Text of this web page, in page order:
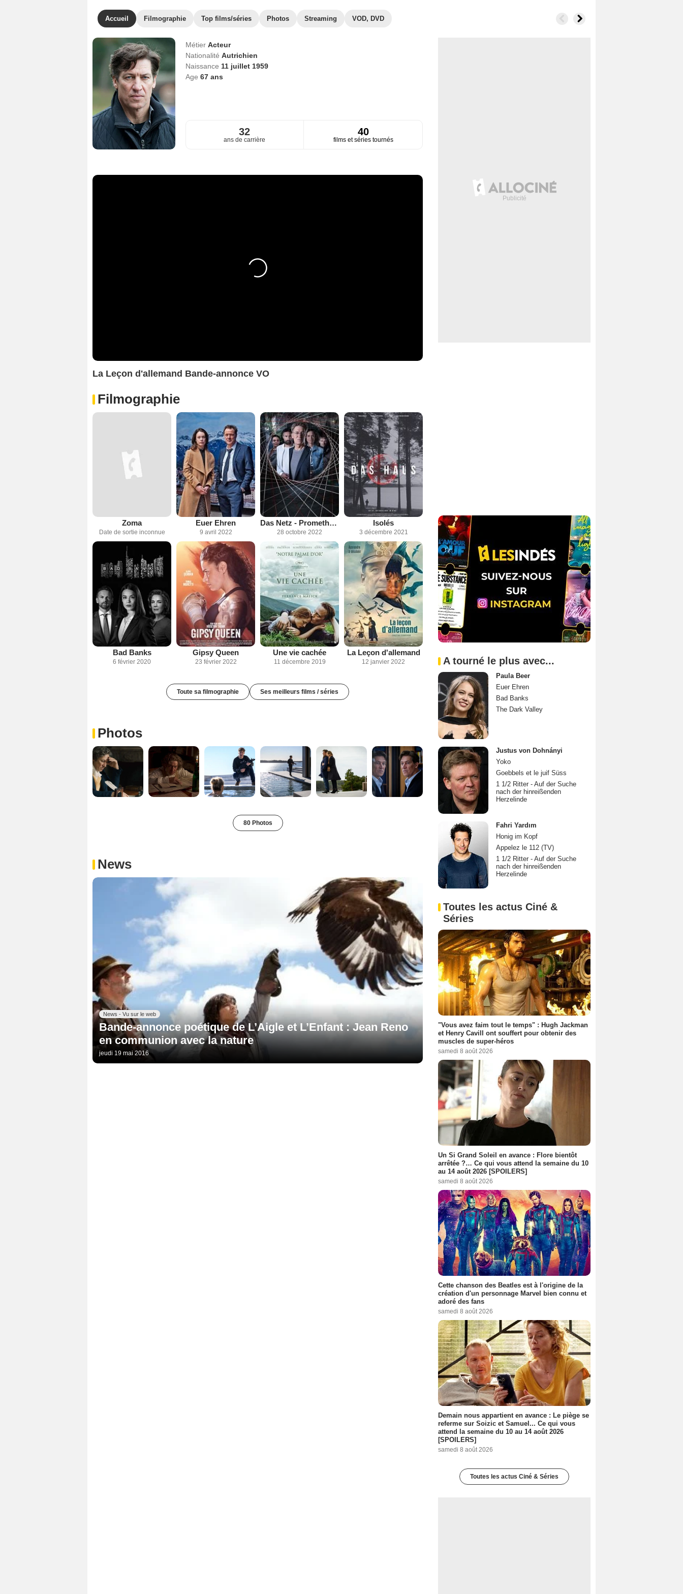
Accueil Filmographie Top films/séries Photos Streaming VOD, DVD
Métier Acteur
Nationalité Autrichien
Naissance 11 juillet 1959
Age 67ans
32
ans de carrière
40
films et séries tournés
La Leçon d'allemand Bande-annonce VO
Filmographie
Zoma
Date de sortie inconnue
Euer Ehren
9 avril 2022
Das Netz - Prometheus
28 octobre 2022
Isolés
3 décembre 2021
Bad Banks
6 février 2020
Gipsy Queen
23 février 2022
Une vie cachée
11 décembre 2019
La Leçon d'allemand
12 janvier 2022
Toute sa filmographie Ses meilleurs films / séries
Photos
80 Photos
News
News - Vu sur le web
Bande-annonce poétique de L’Aigle et L’Enfant : Jean Reno
en communion avec la nature
jeudi 19 mai 2016
A tourné le plus avec...
Paula Beer
Euer Ehren
Bad Banks
The Dark Valley
Justus von Dohnányi
Yoko
Goebbels et le juif Süss
1 1/2 Ritter - Auf der Suche
nach der hinreißenden
Herzelinde
Fahri Yardım
Honig im Kopf
Appelez le 112 (TV)
1 1/2 Ritter - Auf der Suche
nach der hinreißenden
Herzelinde
Toutes les actus Ciné &
Séries
"Vous avez faim tout le temps" : Hugh Jackman
et Henry Cavill ont souffert pour obtenir des
muscles de super-héros
samedi 8 août 2026
Un Si Grand Soleil en avance : Flore bientôt
arrêtée ?… Ce qui vous attend la semaine du 10
au 14 août 2026 [SPOILERS]
samedi 8 août 2026
Cette chanson des Beatles est à l'origine de la
création d'un personnage Marvel bien connu et
adoré des fans
samedi 8 août 2026
Demain nous appartient en avance : Le piège se
referme sur Soizic et Samuel... Ce qui vous
attend la semaine du 10 au 14 août 2026
[SPOILERS]
samedi 8 août 2026
Toutes les actus Ciné & Séries